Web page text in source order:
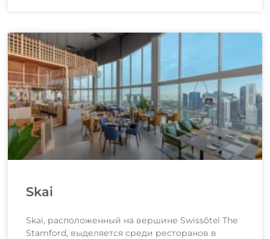
Skai
Skai, расположенный на вершине Swissôtel The
Stamford, выделяется среди ресторанов в